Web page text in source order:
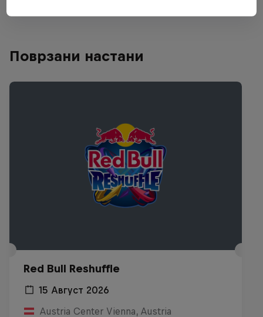
Поврзани настани
Red Bull Reshuffle
15 Август 2026
Austria Center Vienna, Austria